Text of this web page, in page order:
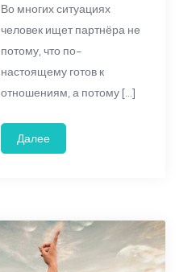
Во многих ситуациях
человек ищет партнёра не
потому, что по-
настоящему готов к
отношениям, а потому […]
Далее